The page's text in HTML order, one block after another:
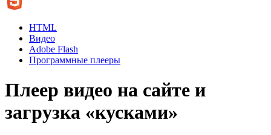
HTML
Видео
Adobe Flash
Программные плееры
Плеер видео на сайте и
загрузка «кусками»